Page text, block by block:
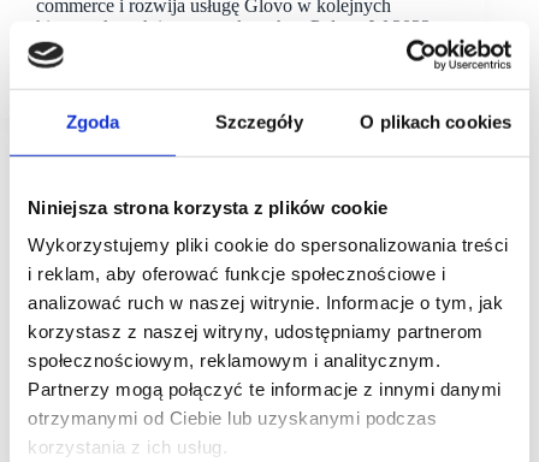
Zgoda Szczegóły O plikach cookies
Niniejsza strona korzysta z plików cookie
Wykorzystujemy pliki cookie do spersonalizowania treści
i reklam, aby oferować funkcje społecznościowe i
analizować ruch w naszej witrynie. Informacje o tym, jak
korzystasz z naszej witryny, udostępniamy partnerom
społecznościowym, reklamowym i analitycznym.
Partnerzy mogą połączyć te informacje z innymi danymi
otrzymanymi od Ciebie lub uzyskanymi podczas
korzystania z ich usług.
commerce i rozwija usługę Glovo w kolejnych
hipermarketach i supermarketach w Polsce. W 2022
roku usługa ta działała w 38 sklepach sieci w 9
miastach.